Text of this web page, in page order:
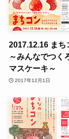
2017.12.16 ま
～みんなでつく
マスケーキ～
2017年12月1日